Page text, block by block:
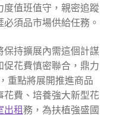
度值班值守，親密追蹤
須品市場供給任務。
保持擴展內需這個計謀
促花費慎密聯合，鼎力
重點將展開推進商品
花費、培養強大新型花
出租務，為扶植強盛國